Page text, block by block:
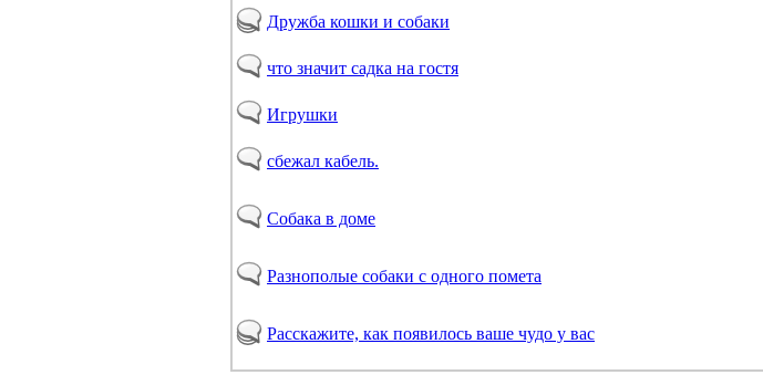
Дружба кошки и собаки
что значит садка на гостя
Игрушки
сбежал кабель.
Собака в доме
Разнополые собаки с одного помета
Расскажите, как появилось ваше чудо у вас